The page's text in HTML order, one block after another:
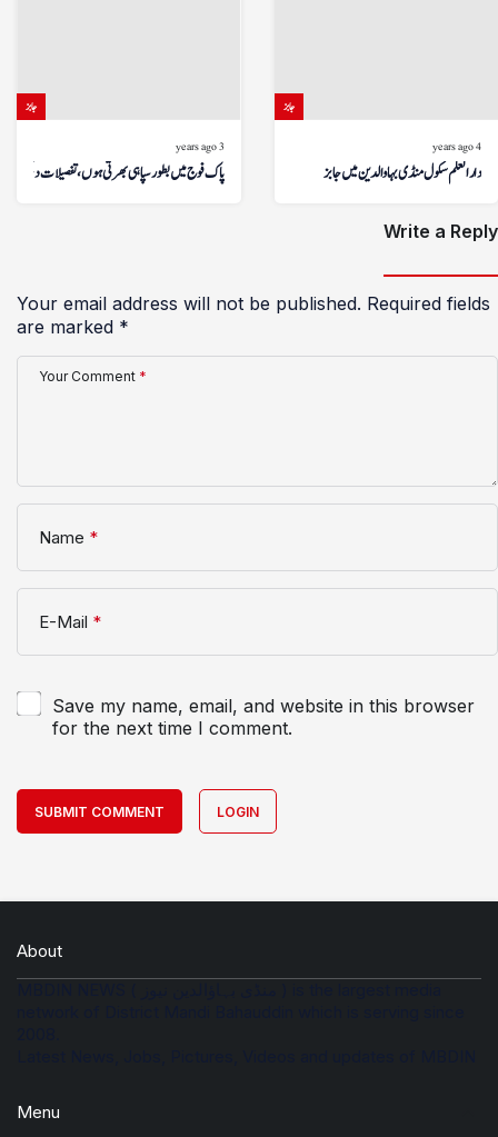
جابز
3 years ago
پاک فوج میں بطور سپاہی بھرتی ہوں، تفصیلات دیکھیں
جابز
4 years ago
دارالعلم سکول منڈی بہاوالدین میں جابز
Write a Reply
Your email address will not be published. Required fields
are marked *
Your Comment *
Name *
E-Mail *
Save my name, email, and website in this browser
for the next time I comment.
SUBMIT COMMENT LOGIN
About
Menu